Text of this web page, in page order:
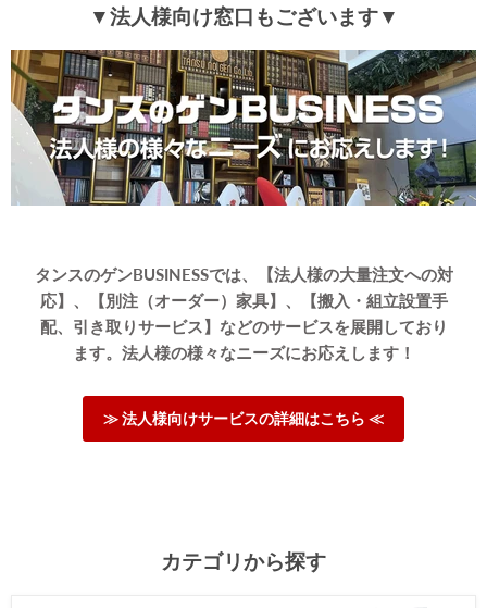
▼法人様向け窓口もございます▼
タンスのゲンBUSINESSでは、【法人様の大量注文への対
応】、【別注（オーダー）家具】、【搬入・組立設置手
配、引き取りサービス】などのサービスを展開しており
ます。法人様の様々なニーズにお応えします！
≫ 法人様向けサービスの詳細はこちら ≪
カテゴリから探す